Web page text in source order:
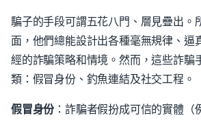
騙子的手段可謂五花八門、層見疊出。
面，他們總能設計出各種毫無規律、逼
經的詐騙策略和情境。然而，這些詐騙
類：假冒身份、釣魚連結及社交工程。
假冒身份：詐騙者假扮成可信的實體（